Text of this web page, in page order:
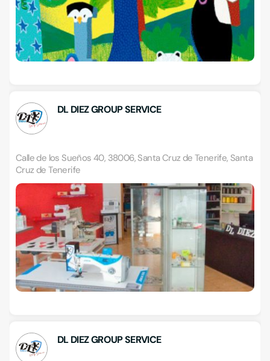
DL DIEZ GROUP SERVICE
Calle de los Sueños 40, 38006, Santa Cruz de Tenerife, Santa
Cruz de Tenerife
DL DIEZ GROUP SERVICE